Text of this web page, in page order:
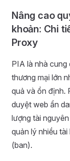
Nâng cao
khoản: Chi
Proxy
PIA là nhà
thương mại lớn
quả và ổn định.
duyệt web ẩn
lượng tài
quản lý nhiều
(ban).